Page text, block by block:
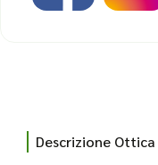
Descrizione